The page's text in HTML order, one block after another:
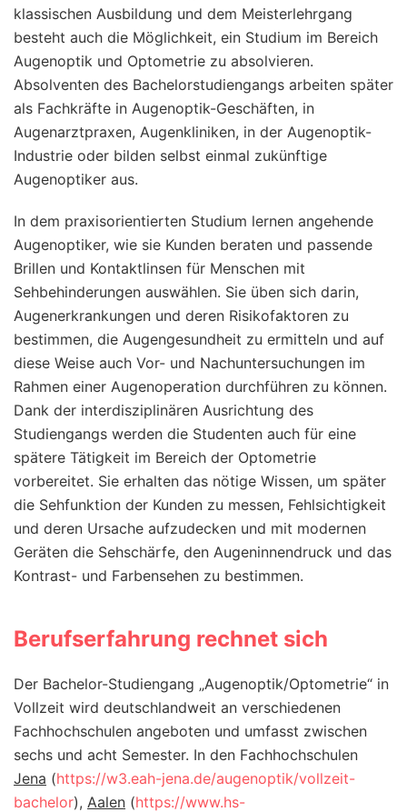
klassischen Ausbildung und dem Meisterlehrgang
besteht auch die Möglichkeit, ein Studium im Bereich
Augenoptik und Optometrie zu absolvieren.
Absolventen des Bachelorstudiengangs arbeiten später
als Fachkräfte in Augenoptik-Geschäften, in
Augenarztpraxen, Augenkliniken, in der Augenoptik-
Industrie oder bilden selbst einmal zukünftige
Augenoptiker aus.
In dem praxisorientierten Studium lernen angehende
Augenoptiker, wie sie Kunden beraten und passende
Brillen und Kontaktlinsen für Menschen mit
Sehbehinderungen auswählen. Sie üben sich darin,
Augenerkrankungen und deren Risikofaktoren zu
bestimmen, die Augengesundheit zu ermitteln und auf
diese Weise auch Vor- und Nachuntersuchungen im
Rahmen einer Augenoperation durchführen zu können.
Dank der interdisziplinären Ausrichtung des
Studiengangs werden die Studenten auch für eine
spätere Tätigkeit im Bereich der Optometrie
vorbereitet. Sie erhalten das nötige Wissen, um später
die Sehfunktion der Kunden zu messen, Fehlsichtigkeit
und deren Ursache aufzudecken und mit modernen
Geräten die Sehschärfe, den Augeninnendruck und das
Kontrast- und Farbensehen zu bestimmen.
Berufserfahrung rechnet sich
Der Bachelor-Studiengang „Augenoptik/Optometrie“ in
Vollzeit wird deutschlandweit an verschiedenen
Fachhochschulen angeboten und umfasst zwischen
sechs und acht Semester. In den Fachhochschulen
Jena (https://w3.eah-jena.de/augenoptik/vollzeit-
bachelor), Aalen (https://www.hs-